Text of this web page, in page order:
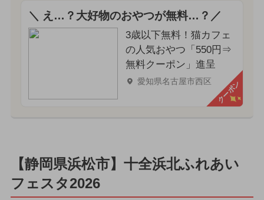
＼ え…？大好物のおやつが無料…？／
3歳以下無料！猫カフェ
の人気おやつ「550円⇒
無料クーポン」進呈
愛知県名古屋市西区 クーポン
【静岡県浜松市】十全浜北ふれあい
フェスタ2026